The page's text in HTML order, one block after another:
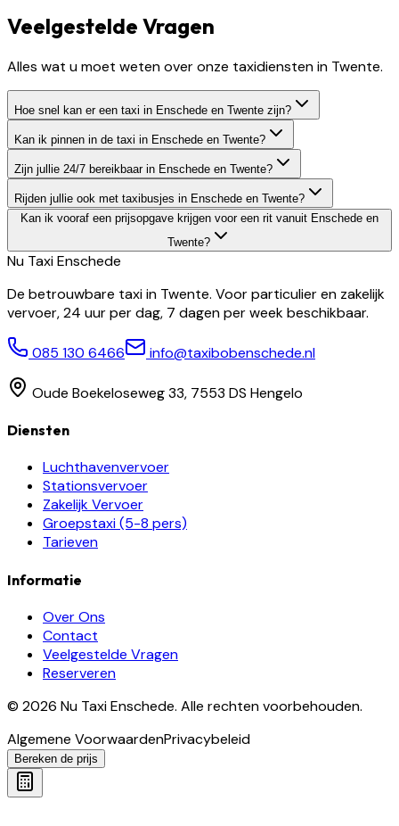
Veelgestelde Vragen
Alles wat u moet weten over onze taxidiensten in Twente.
Hoe snel kan er een taxi in Enschede en Twente zijn?
Kan ik pinnen in de taxi in Enschede en Twente?
Zijn jullie 24/7 bereikbaar in Enschede en Twente?
Rijden jullie ook met taxibusjes in Enschede en Twente?
Kan ik vooraf een prijsopgave krijgen voor een rit vanuit Enschede en
Twente?
Nu TaxiEnschede
De betrouwbare taxi in Twente. Voor particulier en zakelijk
vervoer, 24 uur per dag, 7 dagen per week beschikbaar.
085 130 6466 info@taxibobenschede.nl
Oude Boekeloseweg 33, 7553 DS Hengelo
Diensten
Luchthavenvervoer
Stationsvervoer
Zakelijk Vervoer
Groepstaxi (5-8 pers)
Tarieven
Informatie
Over Ons
Contact
Veelgestelde Vragen
Reserveren
© 2026 Nu Taxi Enschede. Alle rechten voorbehouden.
Algemene VoorwaardenPrivacybeleid
Bereken de prijs